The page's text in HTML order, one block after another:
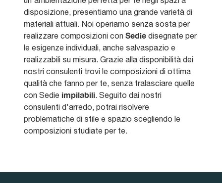
disposizione, presentiamo una grande varietà di
materiali attuali. Noi operiamo senza sosta per
realizzare composizioni con Sedie disegnate per
le esigenze individuali, anche salvaspazio e
realizzabili su misura. Grazie alla disponibilità dei
nostri consulenti trovi le composizioni di ottima
qualità che fanno per te, senza tralasciare quelle
con Sedie impilabili. Seguito dai nostri
consulenti d'arredo, potrai risolvere
problematiche di stile e spazio scegliendo le
composizioni studiate per te.